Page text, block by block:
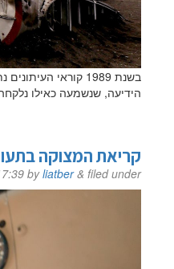
הידיעה, שנשמעה כאילו
קריאת המצוקה
byliatber & filed under